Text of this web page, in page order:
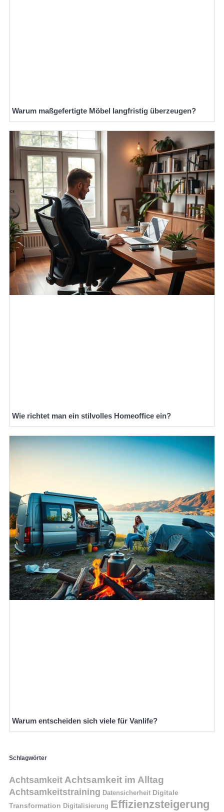
Warum maßgefertigte Möbel langfristig überzeugen?
Wie richtet man ein stilvolles Homeoffice ein?
Warum entscheiden sich viele für Vanlife?
Schlagwörter
Achtsamkeit Achtsamkeit im Alltag
Achtsamkeitstraining Datensicherheit Digitale
Transformation Digitalisierung Effizienzsteigerung